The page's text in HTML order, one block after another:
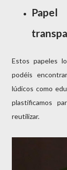
Estos papeles
podéis
lúdicos como
plastificamos
reutilizar.